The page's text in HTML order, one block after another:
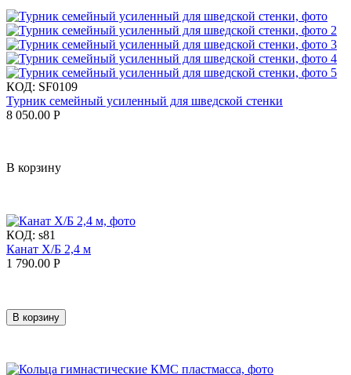
КОД: SF0109
Турник семейный усиленный для шведской стенки
8 050.00 Р
В корзину
КОД: s81
Канат Х/Б 2,4 м
1 790.00 Р
В корзину